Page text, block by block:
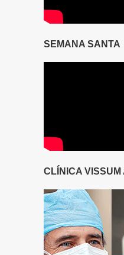
SEMANA SANTA
CLÍNICA